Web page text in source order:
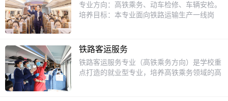
专业方向：高铁乘务、动车检修、车辆安检。
培养目标：本专业面向铁路运输生产一线岗
论、各项规章制度和组织管理办法,掌握铁路
客运服务、票务、站车工作流程及规范,具备
铁路客运组织基本技能,具有创新精神和可持
续发展的高素质技术技能型人才。课程设置：
铁路客运服务
铁路客运服务专业（高铁乘务方向）是学校重
点打造的就业型专业，培养高铁乘务领域的高